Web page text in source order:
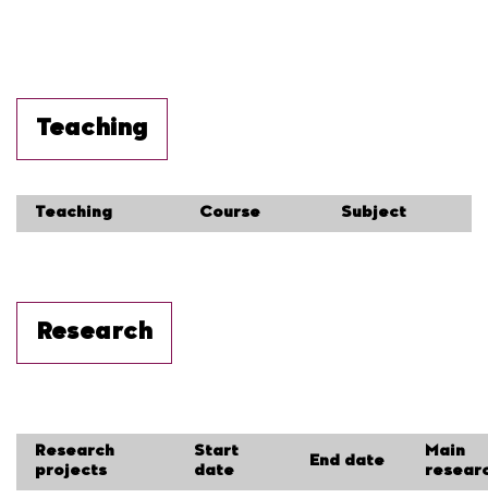
Teaching
Teaching Course Subject
Research
Research
projects
Start
date
End date
Main